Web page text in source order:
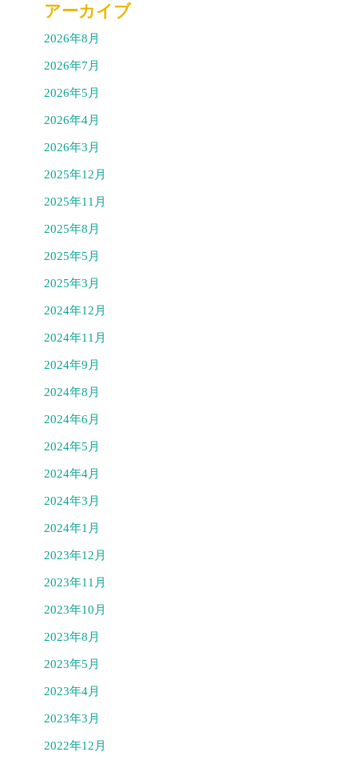
アーカイブ
2026年8月
2026年7月
2026年5月
2026年4月
2026年3月
2025年12月
2025年11月
2025年8月
2025年5月
2025年3月
2024年12月
2024年11月
2024年9月
2024年8月
2024年6月
2024年5月
2024年4月
2024年3月
2024年1月
2023年12月
2023年11月
2023年10月
2023年8月
2023年5月
2023年4月
2023年3月
2022年12月